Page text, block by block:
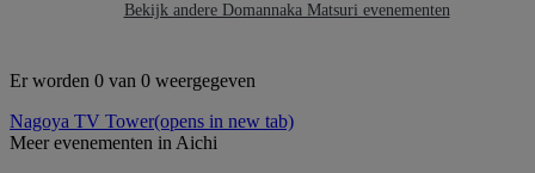
Bekijk andere Domannaka Matsuri evenementen
Er worden 0 van 0 weergegeven
Nagoya TV Tower(opens in new tab)
Meer evenementen in Aichi